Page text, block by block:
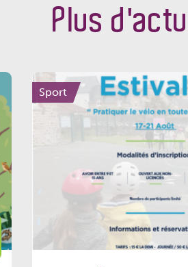
Plus
Sport